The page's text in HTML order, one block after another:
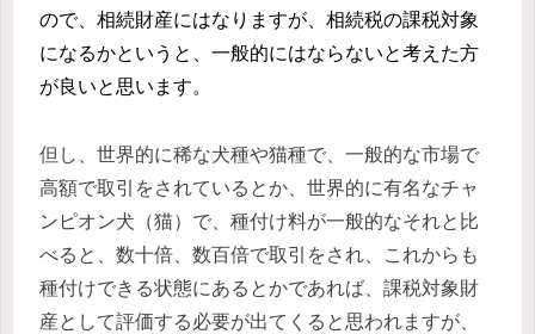
ので、相続財産にはなりますが、相続税の課税対象
になるかというと、一般的にはならないと考えた方
が良いと思います。
但し、世界的に稀な犬種や猫種で、一般的な市場で
高額で取引をされているとか、世界的に有名なチャ
ンピオン犬（猫）で、種付け料が一般的なそれと比
べると、数十倍、数百倍で取引をされ、これからも
種付けできる状態にあるとかであれば、課税対象財
産として評価する必要が出てくると思われますが、